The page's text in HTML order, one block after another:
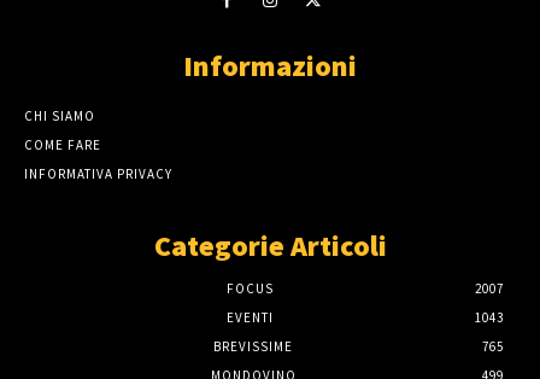
Informazioni
CHI SIAMO
COME FARE
INFORMATIVA PRIVACY
Categorie Articoli
FOCUS
2007
EVENTI
1043
BREVISSIME
765
MONDOVINO
499